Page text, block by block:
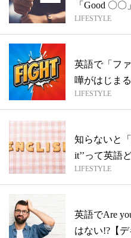
「Good 〇
話】
LIFESTYLE
英語で「フ
嘩がはじま
話...
LIFESTYLE
知らないと
it’’って英語
LIFESTYLE
英語でAre
はない!?【